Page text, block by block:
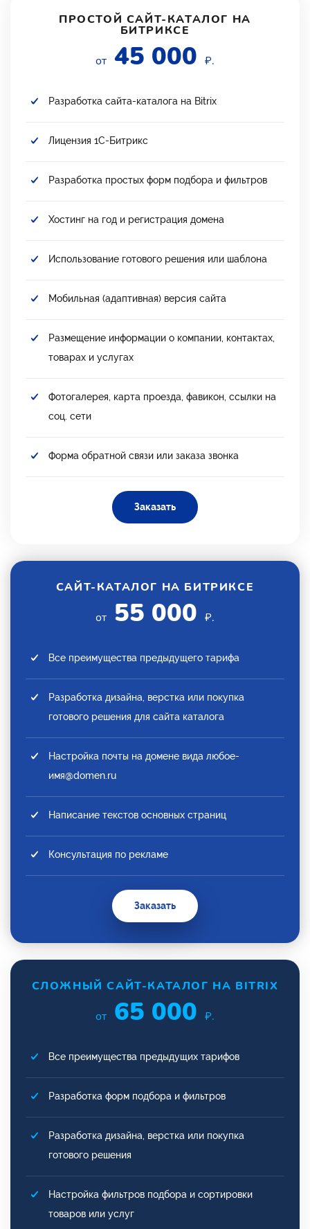
ПРОСТОЙ САЙТ-КАТАЛОГ НА
БИТРИКСЕ
от 45 000 ₽.
Разработка сайта-каталога на Bitrix
Лицензия 1С-Битрикс
Разработка простых форм подбора и фильтров
Хостинг на год и регистрация домена
Использование готового решения или шаблона
Мобильная (адаптивная) версия сайта
Размещение информации о компании, контактах,
товарах и услугах
Фотогалерея, карта проезда, фавикон, ссылки на
соц. сети
Форма обратной связи или заказа звонка
Заказать
САЙТ-КАТАЛОГ НА БИТРИКСЕ
от 55 000 ₽.
Все преимущества предыдущего тарифа
Разработка дизайна, верстка или покупка
готового решения для сайта каталога
Настройка почты на домене вида любое-
имя@domen.ru
Написание текстов основных страниц
Консультация по рекламе
Заказать
СЛОЖНЫЙ САЙТ-КАТАЛОГ НА BITRIX
от 65 000 ₽.
Все преимущества предыдущих тарифов
Разработка форм подбора и фильтров
Разработка дизайна, верстка или покупка
готового решения
Настройка фильтров подбора и сортировки
товаров или услуг